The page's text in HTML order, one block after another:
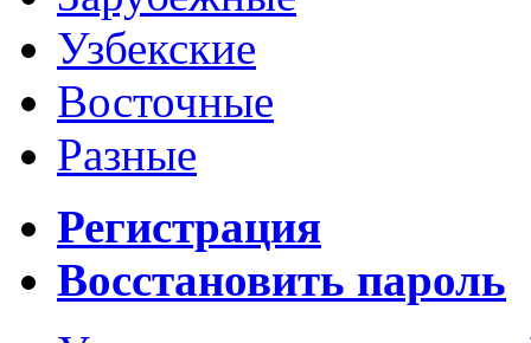
Узбекские
Восточные
Разные
Регистрация
Восстановить пароль